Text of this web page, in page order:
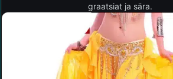
graatsiat ja sära.